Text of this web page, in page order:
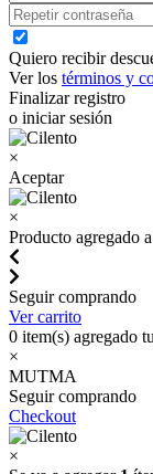
Quiero recibir
Ver los términos y
Finalizar registro
o iniciar sesión
×
Aceptar
×
Producto agregado
Seguir comprando
Ver carrito
0 item(s) agregado
×
MUTMA
Seguir comprando
Checkout
×